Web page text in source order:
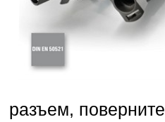
разъем,